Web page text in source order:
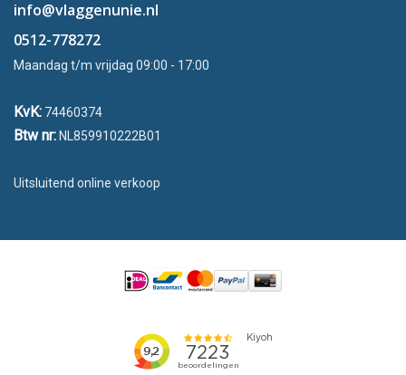
info@vlaggenunie.nl
0512-778272
Maandag t/m vrijdag 09:00 - 17:00
KvK: 74460374
Btw nr: NL859910222B01
Uitsluitend online verkoop